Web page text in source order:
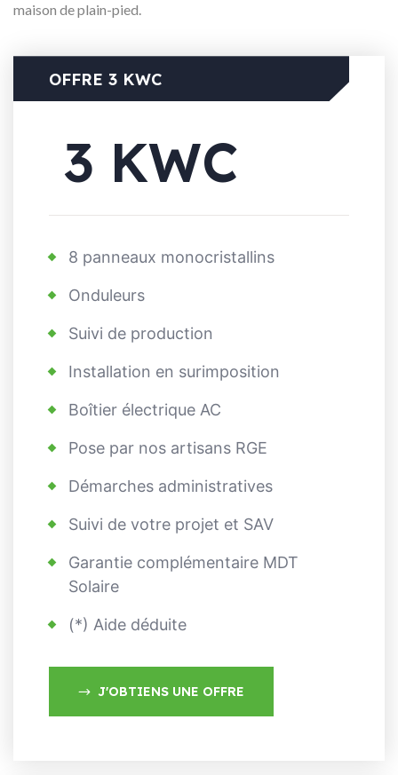
maison de plain-pied.
OFFRE 3 KWC
3 KWC
8 panneaux monocristallins
Onduleurs
Suivi de production
Installation en surimposition
Boîtier électrique AC
Pose par nos artisans RGE
Démarches administratives
Suivi de votre projet et SAV
Garantie complémentaire MDT
Solaire
(*) Aide déduite
J'OBTIENS UNE OFFRE